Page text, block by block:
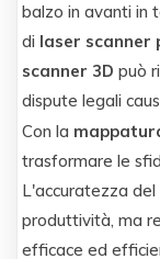
balzo in avanti in
di laser scanner
scanner 3D può
dispute legali
Con la
trasformare le
L'accuratezza del
produttività, ma
efficace ed